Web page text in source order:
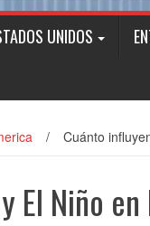
UNIDOS
/ Cuánto
El Niño